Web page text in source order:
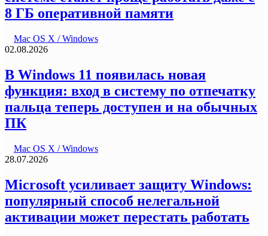
8 ГБ оперативной памяти
Mac OS X / Windows
02.08.2026
В Windows 11 появилась новая
функция: вход в систему по отпечатку
пальца теперь доступен и на обычных
ПК
Mac OS X / Windows
28.07.2026
Microsoft усиливает защиту Windows:
популярный способ нелегальной
активации может перестать работать